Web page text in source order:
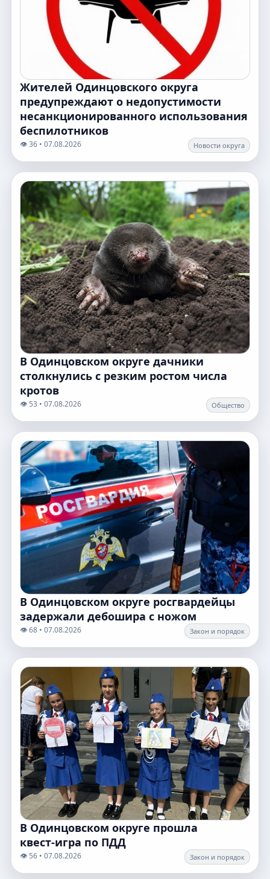
Жителей Одинцовского округа
предупреждают о недопустимости
несанкционированного использования
беспилотников
👁️ 36 • 07.08.2026 Новости округа
В Одинцовском округе дачники
столкнулись с резким ростом числа
кротов
👁️ 53 • 07.08.2026 Общество
В Одинцовском округе росгвардейцы
задержали дебошира с ножом
👁️ 68 • 07.08.2026 Закон и порядок
В Одинцовском округе прошла
квест‑игра по ПДД
👁️ 56 • 07.08.2026 Закон и порядок